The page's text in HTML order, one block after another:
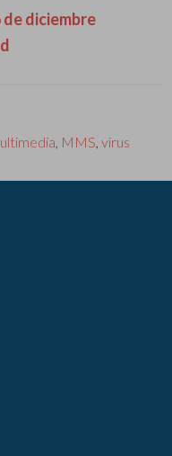
diciembre
, MMS, virus